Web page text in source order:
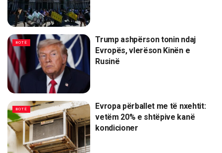
BOTË
Trump ashpërson tonin ndaj
Evropës, vlerëson Kinën e
Rusinë
BOTË
Evropa përballet me të nxehtit:
vetëm 20% e shtëpive kanë
kondicioner